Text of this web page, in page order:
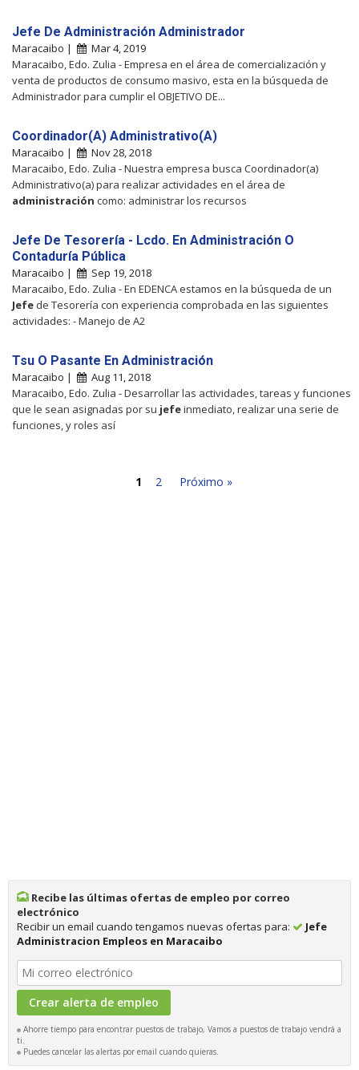
Jefe De Administración Administrador
Maracaibo |
Mar 4, 2019
Maracaibo, Edo. Zulia - Empresa en el área de comercialización y
venta de productos de consumo masivo, esta en la búsqueda de
Administrador para cumplir el OBJETIVO DE...
Coordinador(A) Administrativo(A)
Maracaibo |
Nov 28, 2018
Maracaibo, Edo. Zulia - Nuestra empresa busca Coordinador(a)
Administrativo(a) para realizar actividades en el área de
administración como: administrar los recursos
Jefe De Tesorería - Lcdo. En Administración O
Contaduría Pública
Maracaibo |
Sep 19, 2018
Maracaibo, Edo. Zulia - En EDENCA estamos en la búsqueda de un
Jefe de Tesorería con experiencia comprobada en las siguientes
actividades: - Manejo de A2
Tsu O Pasante En Administración
Maracaibo |
Aug 11, 2018
Maracaibo, Edo. Zulia - Desarrollar las actividades, tareas y funciones
que le sean asignadas por su jefeinmediato, realizar una serie de
funciones, y roles así
1 2 Próximo »
Recibe las últimas ofertas de empleo por correo
electrónico
Recibir un email cuando tengamos nuevas ofertas para:
Jefe
Administracion Empleos en Maracaibo
Ahorre tiempo para encontrar puestos de trabajo, Vamos a puestos de trabajo vendrá a
ti.
Puedes cancelar las alertas por email cuando quieras.